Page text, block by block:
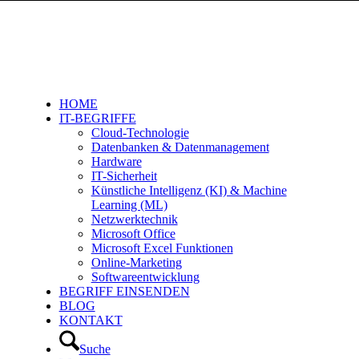
HOME
IT-BEGRIFFE
Cloud-Technologie
Datenbanken & Datenmanagement
Hardware
IT-Sicherheit
Künstliche Intelligenz (KI) & Machine
Learning (ML)
Netzwerktechnik
Microsoft Office
Microsoft Excel Funktionen
Online-Marketing
Softwareentwicklung
BEGRIFF EINSENDEN
BLOG
KONTAKT
Suche